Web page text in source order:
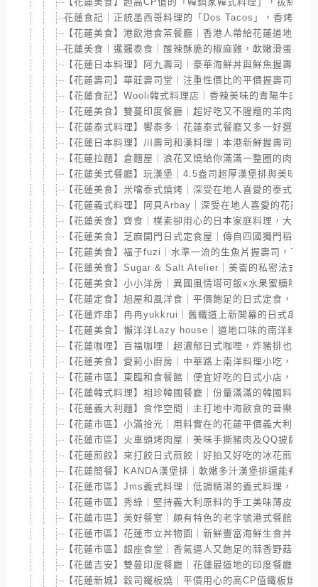
花蓮食記｜正統墨西哥料理的「Dos Tacos」，香烤捲餅
【花蓮美食】港飲港食茶餐廳｜香港人帶給花蓮道地港式
花蓮美食｜暹邏泰食｜酸辣酥脆的椒麻雞，軟嫩滑蛋超下
【花蓮日本料理】阿九壽司｜豪華海鮮丼與鮮魚握壽司，
【花蓮壽司】華莊壽司堂｜注重性價比的平價握壽司，鮮
【花蓮食記】Wooli韓式料理店｜香辣美味的青陽牛肉炸
【花蓮美食】雙蔓印度餐廳｜超好吃又不腥羶的羊肉咖
【花蓮泰式料理】饗泰多｜花蓮泰式餐廳又多一好選擇，
【花蓮日本料理】川壽司和漢料理｜本港新鮮握壽司100
【花蓮拉麵】倉麵屋｜浪花叉燒給你滿滿一整圈的肉肉｜
【花蓮美式餐廳】玩漢堡｜4.5盎司超厚漢堡排與美味醬
【花蓮美食】米噹泰式燒烤｜深受在地人喜愛的泰式料
【花蓮義式料理】阿貝Arbay｜深受在地人喜愛的花蓮義
【花蓮美食】齊食｜樸素卻用心的日本家庭料理，大推明
【花蓮美食】芝麻開門日式定食屋｜傳自四國獨門稻燒
【花蓮美食】福子fuzi｜水準一流的生魚片握壽司，下午
【花蓮美食】Sugar & Salt Atelier｜美崙的私密法式小
【花蓮美食】小小洋房｜異國風情塔可飯x水果蜜糖吐司
【花蓮定食】旭屋和風洋食｜平價飽足的日式定食，學生
【花蓮炸串】冉冉yukkrui｜舊鐵道上新開幕的日式串揚
【花蓮美食】懶洋洋Lazy house｜道地口味的南洋料理
【花蓮咖哩】百福咖哩｜超濃郁日式咖哩，炸豬排也好好
【花蓮美食】愛莉小廚房｜中華路上南洋料理小吃，平價
【花蓮市區】東臨和食餐館｜便宜好吃的日式小店，深受
【花蓮韓式料理】相珍韓國餐廳｜份量滿滿的韓國料理，
【花蓮義大利麵】食作空間｜主打地中海飲食的音樂複
【花蓮市區】小滿拾光｜用料實在的花蓮平價義大利麵館
【花蓮市區】火車頭烤肉屋｜美味手撕豬肉及QQ披薩，
【花蓮煎餃】來打餃日式煎餃｜好拍又好吃的冰花煎餃
【花蓮簡餐】KANDA漢堡排｜軟嫩多汁漢堡排還能有多
【花蓮市區】Jms義式料理｜低調精湛的義式料理，久燉
【花蓮市區】秀綠｜堅持義大利原料的手工美味薄皮披
【花蓮市區】美好餐室｜頗有特色的老字號港式餐館，好
【花蓮市區】花蓮市立丼物園｜新鮮豐富海鮮生食丼飯
【花蓮市區】銀座食堂｜香氣逼人又飽足的蒜香野菇牛丼
【花蓮吉安】雙蔓印度餐廳｜花蓮最道地的印度餐廳，
【花蓮新城】穀司鐵板燒｜平價用心的高CP值鐵板燒，